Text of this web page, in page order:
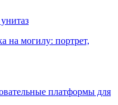
на могилу: портрет,
платформы для